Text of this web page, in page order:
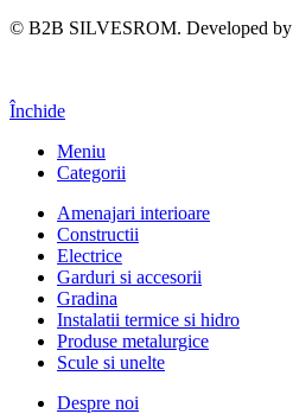
© B2B SILVESROM. Developed by
Închide
Meniu
Categorii
Amenajari interioare
Constructii
Electrice
Garduri si accesorii
Gradina
Instalatii termice si hidro
Produse metalurgice
Scule si unelte
Despre noi